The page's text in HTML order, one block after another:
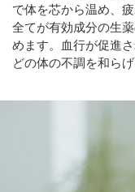
で体を芯から温め、
全てが有効成分の生
めます。血行が促進
どの体の不調を和らげ